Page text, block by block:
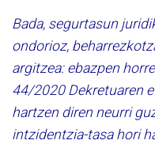
Bada, segurtasun
ondorioz,
argitzea: ebazpen
44/2020 Dekretuaren
hartzen diren neurri
intzidentzia-tasa hori